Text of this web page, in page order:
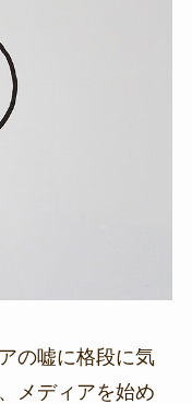
の嘘に格段に気
メディアを始め